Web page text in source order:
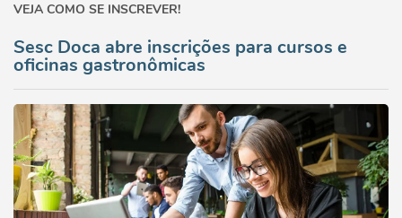
VEJA COMO SE INSCREVER!
Sesc Doca abre inscrições para cursos e
oficinas gastronômicas